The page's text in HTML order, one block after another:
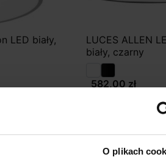
O plikach
LED biały,
LUCES ALLEN
biały, czarny
582,00 zł